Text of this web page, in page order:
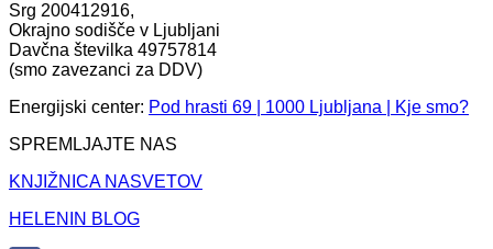
Srg 200412916,
Okrajno sodišče v Ljubljani
Davčna številka 49757814
(smo zavezanci za DDV)
Energijski center: Pod hrasti 69 | 1000 Ljubljana | Kje smo?
SPREMLJAJTE NAS
KNJIŽNICA NASVETOV
HELENIN BLOG